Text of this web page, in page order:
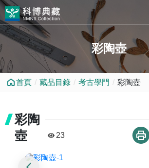
跳到中央內容區塊
彩陶壺
首頁 藏品目錄 考古學門 彩陶壺
彩陶
壺
23